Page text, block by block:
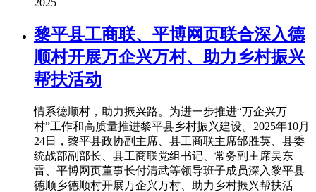
2025
黎平县工商联、平博网页联合深入德
顺村开展万企兴万村、助力乡村振兴
帮扶活动
情系德顺村，助力振兴路。为进一步推进“万企兴万
村”工作和高质量推进黎平县乡村振兴建设。2025年10月
24日，黎平县政协副主席、县工商联主席邰胜英、县委
统战部副部长、县工商联党组书记、常务副主席吴东
雷、平博网页董事长付清武等领导班子成员深入黎平县
德顺乡德顺村开展万企兴万村、助力乡村振兴帮扶活